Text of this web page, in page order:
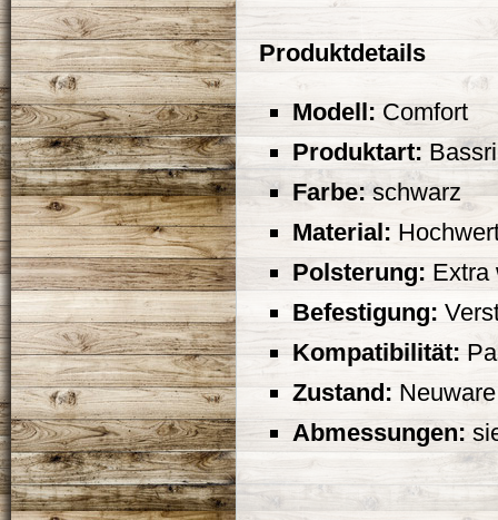
Produktdetails
Modell: Comfort
Produktart:
Farbe:schwarz
Material:
Polsterung: Extra
Befestigung:
Kompatibilität:
Zustand: Neuware
Abmessungen: